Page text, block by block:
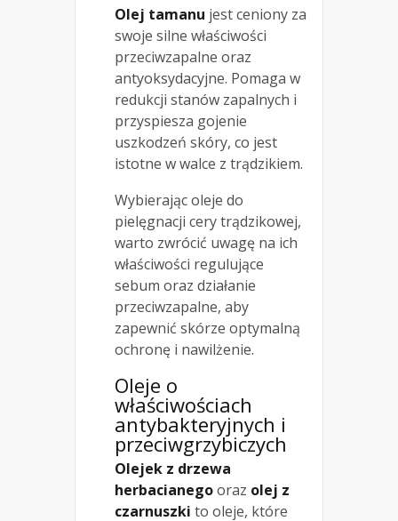
Olej tamanu jest ceniony za
swoje silne właściwości
przeciwzapalne oraz
antyoksydacyjne. Pomaga w
redukcji stanów zapalnych i
przyspiesza gojenie
uszkodzeń skóry, co jest
istotne w walce z trądzikiem.
Wybierając oleje do
pielęgnacji cery trądzikowej,
warto zwrócić uwagę na ich
właściwości regulujące
sebum oraz działanie
przeciwzapalne, aby
zapewnić skórze optymalną
ochronę i nawilżenie.
Oleje o
właściwościach
antybakteryjnych i
przeciwgrzybiczych
Olejek z drzewa
herbacianegooraz olej z
czarnuszki to oleje, które